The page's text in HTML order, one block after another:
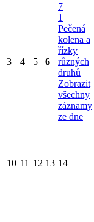
3 4 5 6
7
1
Pečená
kolena a
řízky
různých
druhů
Zobrazit
všechny
záznamy
ze dne
10 11 12 13 14